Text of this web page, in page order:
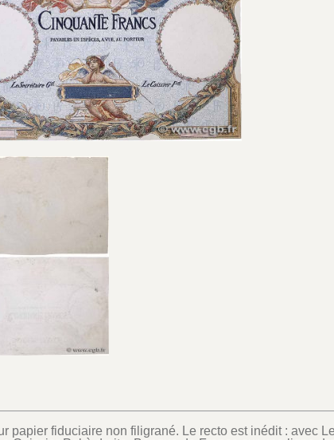
papier fiduciaire non filigrané. Le recto est inédit : avec Le